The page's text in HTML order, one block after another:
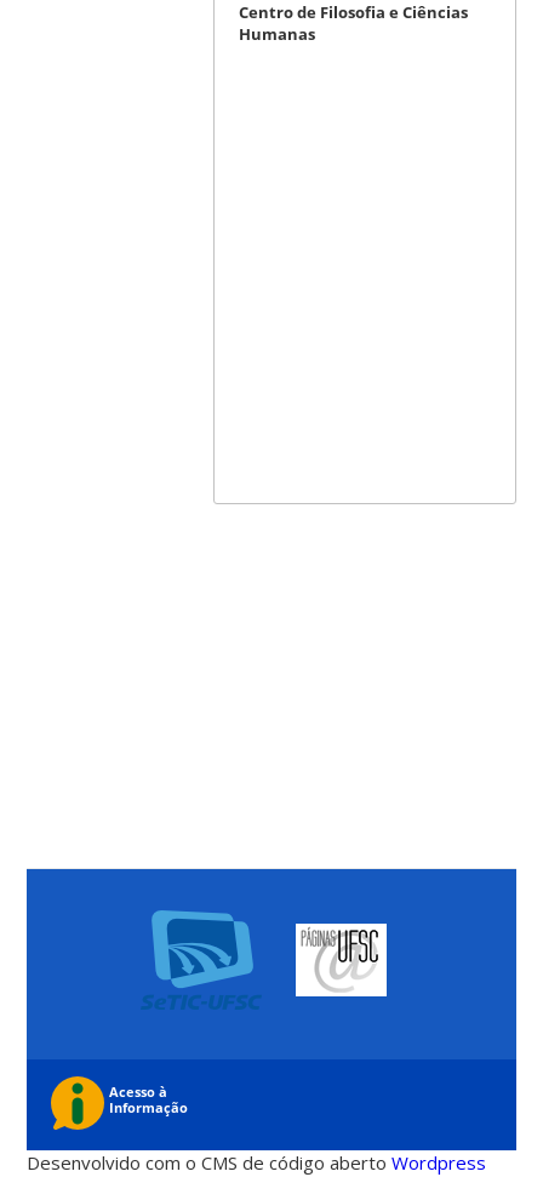
Centro de Filosofia e Ciências
Humanas
Desenvolvido com o CMS de código abertoWordpress